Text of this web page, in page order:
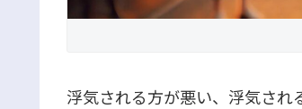
浮気される方が悪い、浮気さ